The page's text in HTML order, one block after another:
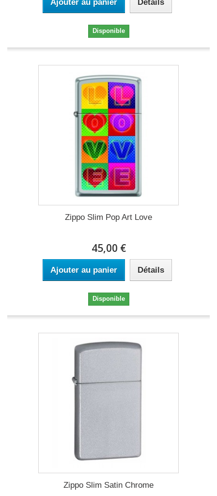
Ajouter au panier Détails
Disponible
Zippo Slim Pop Art Love
45,00 €
Ajouter au panier Détails
Disponible
Zippo Slim Satin Chrome